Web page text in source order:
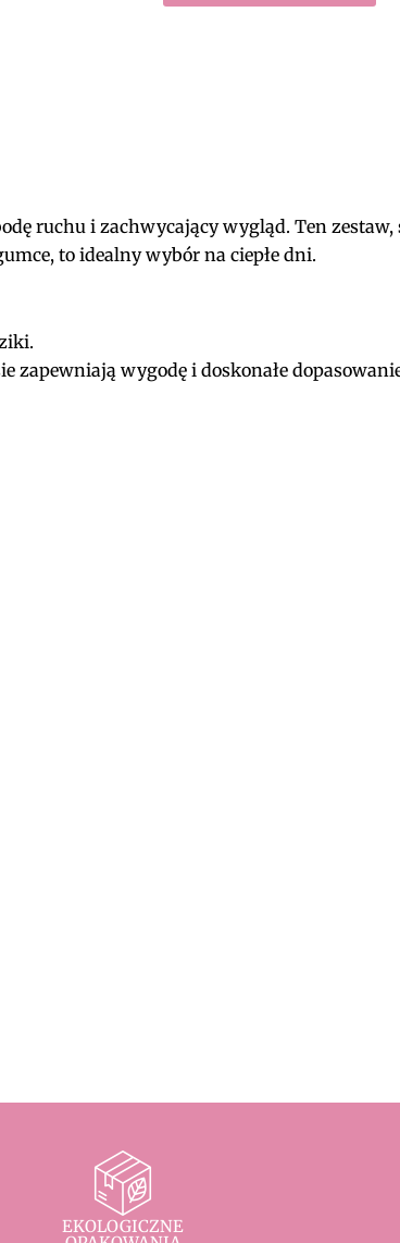
ruchu i zachwycający wygląd. Ten
to idealny wybór na ciepłe dni.
zapewniają wygodę i doskonałe
EKOLOGICZNE